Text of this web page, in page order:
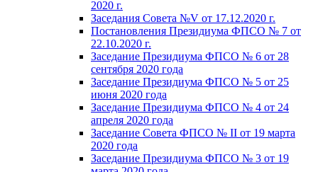
2020 г.
Заседания Совета №V от 17.12.2020 г.
Постановления Президиума ФПСО № 7 от
22.10.2020 г.
Заседание Президиума ФПСО № 6 от 28
сентября 2020 года
Заседание Президиума ФПСО № 5 от 25
июня 2020 года
Заседание Президиума ФПСО № 4 от 24
апреля 2020 года
Заседание Совета ФПСО № II от 19 марта
2020 года
Заседание Президиума ФПСО № 3 от 19